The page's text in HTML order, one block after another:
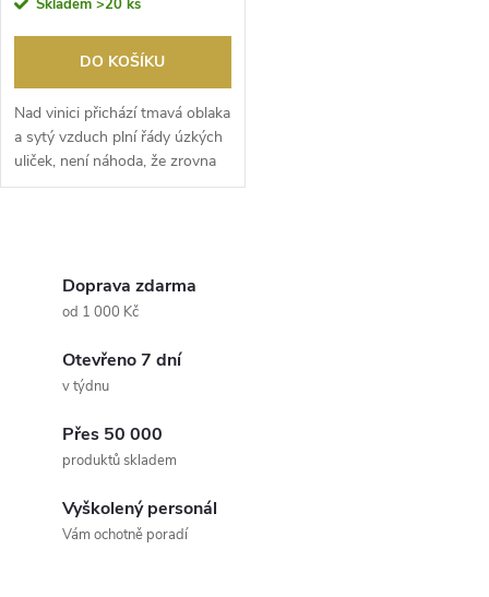
Skladem >20 ks
DO KOŠÍKU
Nad vinici přichází tmavá oblaka
a sytý vzduch plní řády úzkých
uliček, není náhoda, že zrovna
když ...
Doprava zdarma
od 1 000 Kč
Otevřeno 7 dní
v týdnu
Přes 50 000
produktů skladem
Vyškolený personál
Vám ochotně poradí